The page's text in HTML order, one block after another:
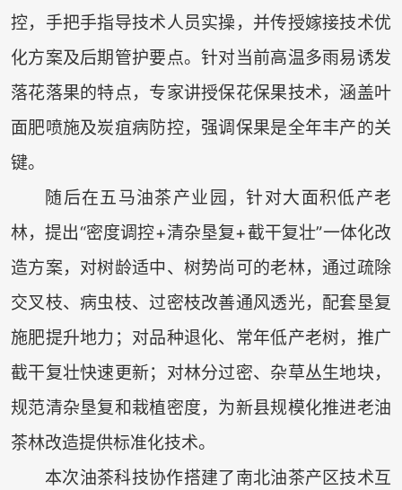
控，手把手指导技术人员实操，并传授嫁接技术优
化方案及后期管护要点。针对当前高温多雨易诱发
落花落果的特点，专家讲授保花保果技术，涵盖叶
面肥喷施及炭疽病防控，强调保果是全年丰产的关
键。
随后在五马油茶产业园，针对大面积低产老
林，提出“密度调控+清杂垦复+截干复壮”一体化改
造方案，对树龄适中、树势尚可的老林，通过疏除
交叉枝、病虫枝、过密枝改善通风透光，配套垦复
施肥提升地力；对品种退化、常年低产老树，推广
截干复壮快速更新；对林分过密、杂草丛生地块，
规范清杂垦复和栽植密度，为新县规模化推进老油
茶林改造提供标准化技术。
本次油茶科技协作搭建了南北油茶产区技术互